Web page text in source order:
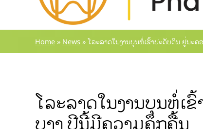
Home » News » ໂລະລາດໃນງານບຸນຫໍ່ເຂົ້າປະດັບດິນ ຢູ່ນະ
ໂລະລາດໃນງານບຸນຫໍ່ເ
ບາງ ປີນີ້ມີຄວາມຄຶກຄື້ນ